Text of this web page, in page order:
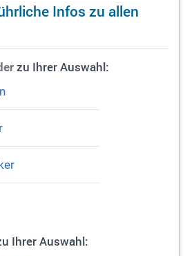
Infos zu allen
zu Ihrer Auswahl:
Ihrer Auswahl: